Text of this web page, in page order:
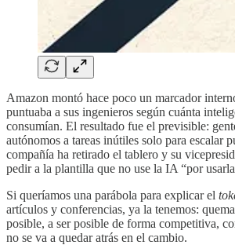
Amazon montó hace poco un marcador
puntuaba a sus ingenieros según cuánta
consumían. El resultado fue el previsible:
autónomos a tareas inútiles solo para escalar
compañía ha retirado el tablero y su
pedir a la plantilla que no use la IA “por
Si queríamos una parábola para explicar el
artículos y conferencias, ya la tenemos:
posible, a ser posible de forma competitiva,
no se va a quedar atrás en el cambio.